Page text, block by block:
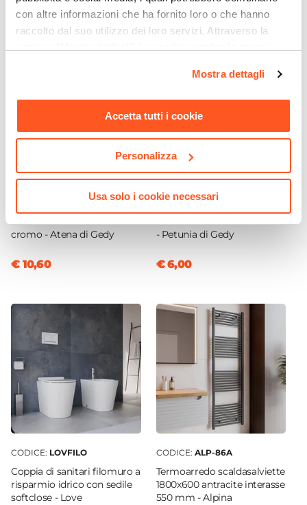
con altre informazioni che ha fornito loro o che hanno
raccolto dal suo utilizzo dei loro servizi. Attraverso la
momento. Per maggiori informazioni si invita a leggere la
Mostra dettagli
Accetta tutti i cookie
Personalizza
Usa solo i cookie necessari
acciaio inox e cromall
cromo - Atena di Gedy
€ 10,60
bianco e acciaio inox cromo
- Petunia di Gedy
€ 6,00
CODICE: LOVFILO
Coppia di sanitari filomuro a
risparmio idrico con sedile
softclose - Love
CODICE: ALP-86A
Termoarredo scaldasalviette
1800x600 antracite interasse
550 mm - Alpina